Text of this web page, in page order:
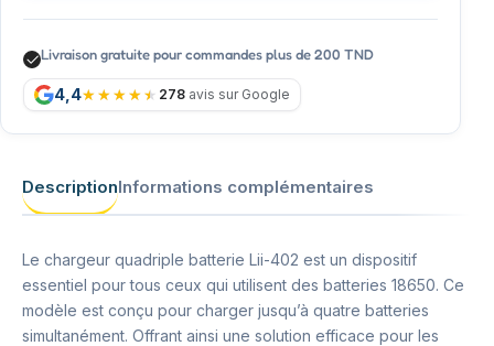
Livraison gratuite pour commandes plus de 200 TND
4,4 278 avis sur Google
DescriptionInformations complémentaires
Le chargeur quadriple batterie Lii-402 est un dispositif
essentiel pour tous ceux qui utilisent des batteries 18650. Ce
modèle est conçu pour charger jusqu’à quatre batteries
simultanément. Offrant ainsi une solution efficace pour les